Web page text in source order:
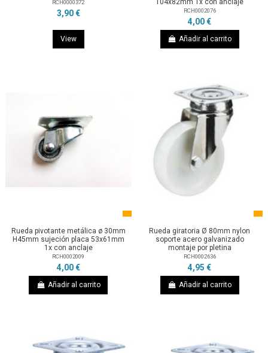
RCH0000372
3,90 €
View
104x82mm 1x con anclaje
RCH0002076
4,00 €
Añadir al carrito
Rueda pivotante metálica ø 30mm
H45mm sujeción placa 53x61mm
1x con anclaje
RCH0002009
4,00 €
Añadir al carrito
Rueda giratoria Ø 80mm nylon
soporte acero galvanizado
montaje por pletina
RCH0002636
4,95 €
Añadir al carrito